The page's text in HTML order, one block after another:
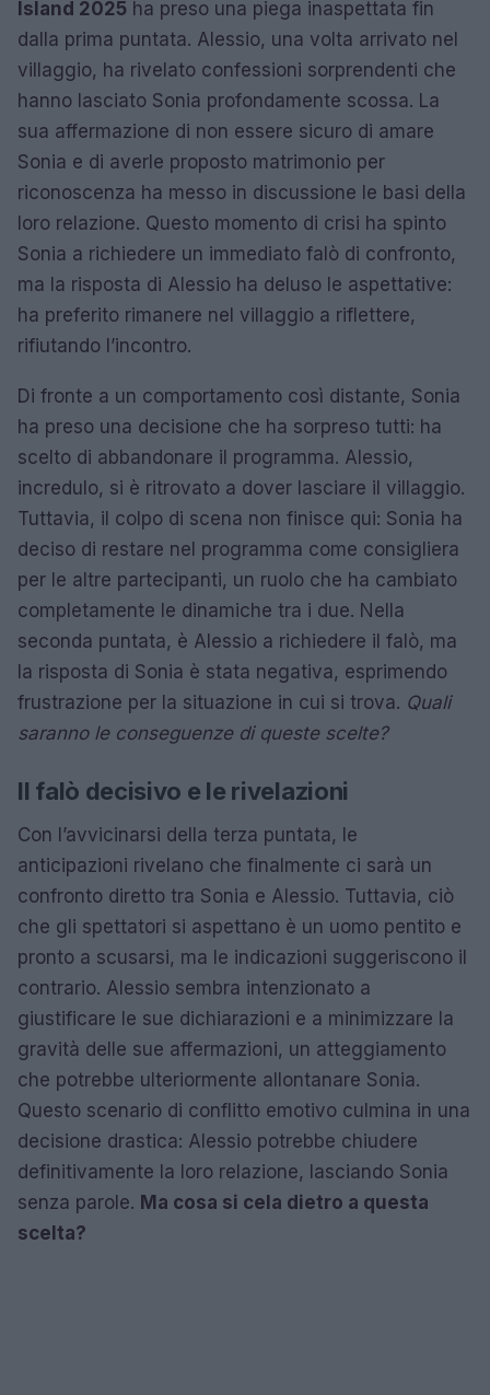
Island 2025 ha preso una piega inaspettata fin
dalla prima puntata. Alessio, una volta arrivato nel
villaggio, ha rivelato confessioni sorprendenti che
hanno lasciato Sonia profondamente scossa. La
sua affermazione di non essere sicuro di amare
Sonia e di averle proposto matrimonio per
riconoscenza ha messo in discussione le basi della
loro relazione. Questo momento di crisi ha spinto
Sonia a richiedere un immediato falò di confronto,
ma la risposta di Alessio ha deluso le aspettative:
ha preferito rimanere nel villaggio a riflettere,
rifiutando l’incontro.
Di fronte a un comportamento così distante, Sonia
ha preso una decisione che ha sorpreso tutti: ha
scelto di abbandonare il programma. Alessio,
incredulo, si è ritrovato a dover lasciare il villaggio.
Tuttavia, il colpo di scena non finisce qui: Sonia ha
deciso di restare nel programma come consigliera
per le altre partecipanti, un ruolo che ha cambiato
completamente le dinamiche tra i due. Nella
seconda puntata, è Alessio a richiedere il falò, ma
la risposta di Sonia è stata negativa, esprimendo
frustrazione per la situazione in cui si trova. Quali
saranno le conseguenze di queste scelte?
Il falò decisivo e le rivelazioni
Con l’avvicinarsi della terza puntata, le
anticipazioni rivelano che finalmente ci sarà un
confronto diretto tra Sonia e Alessio. Tuttavia, ciò
che gli spettatori si aspettano è un uomo pentito e
pronto a scusarsi, ma le indicazioni suggeriscono il
contrario. Alessio sembra intenzionato a
giustificare le sue dichiarazioni e a minimizzare la
gravità delle sue affermazioni, un atteggiamento
che potrebbe ulteriormente allontanare Sonia.
Questo scenario di conflitto emotivo culmina in una
decisione drastica: Alessio potrebbe chiudere
definitivamente la loro relazione, lasciando Sonia
senza parole. Ma cosa si cela dietro a questa
scelta?